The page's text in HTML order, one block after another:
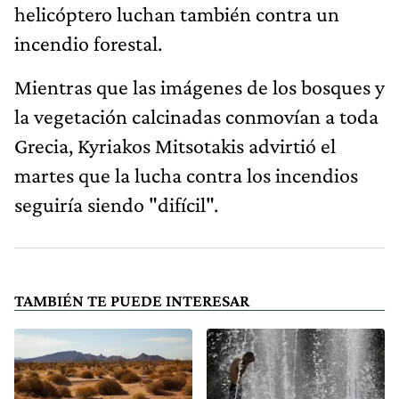
helicóptero luchan también contra un
incendio forestal.
Mientras que las imágenes de los bosques y
la vegetación calcinadas conmovían a toda
Grecia, Kyriakos Mitsotakis advirtió el
martes que la lucha contra los incendios
seguiría siendo "difícil".
TAMBIÉN TE PUEDE INTERESAR